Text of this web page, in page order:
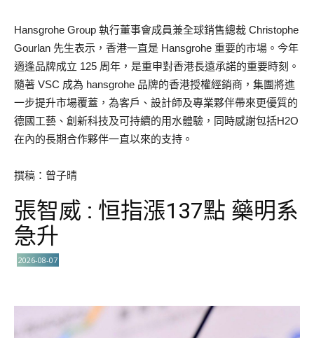
Hansgrohe Group 執行董事會成員兼全球銷售總裁 Christophe
Gourlan 先生表示，香港一直是 Hansgrohe 重要的市場。今年
適逢品牌成立 125 周年，是重申對香港長遠承諾的重要時刻。
隨著 VSC 成為 hansgrohe 品牌的香港授權經銷商，集團將進
一步提升市場覆蓋，為客戶、設計師及專業夥伴帶來更優質的
德國工藝、創新科技及可持續的用水體驗，同時感謝包括H2O
在內的長期合作夥伴一直以來的支持。
撰稿：曾子晴
張智威 : 恒指漲137點 藥明系
急升
2026-08-07